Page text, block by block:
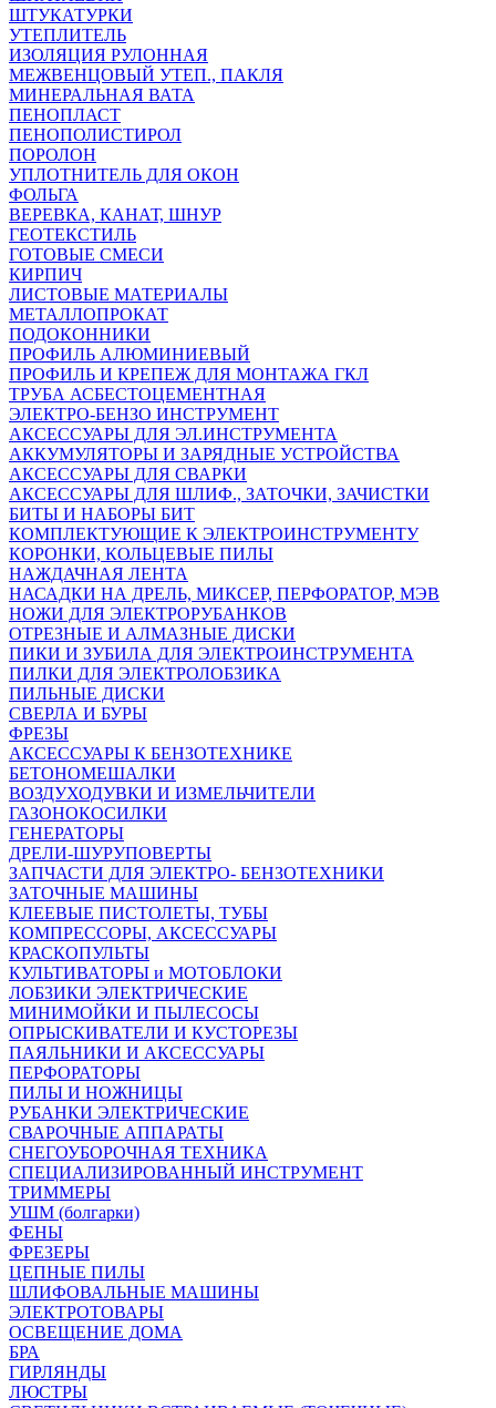
ШТУКАТУРКИ
УТЕПЛИТЕЛЬ
ИЗОЛЯЦИЯ РУЛОННАЯ
МЕЖВЕНЦОВЫЙ УТЕП., ПАКЛЯ
МИНЕРАЛЬНАЯ ВАТА
ПЕНОПЛАСТ
ПЕНОПОЛИСТИРОЛ
ПОРОЛОН
УПЛОТНИТЕЛЬ ДЛЯ ОКОН
ФОЛЬГА
ВЕРЕВКА, КАНАТ, ШНУР
ГЕОТЕКСТИЛЬ
ГОТОВЫЕ СМЕСИ
КИРПИЧ
ЛИСТОВЫЕ МАТЕРИАЛЫ
МЕТАЛЛОПРОКАТ
ПОДОКОННИКИ
ПРОФИЛЬ АЛЮМИНИЕВЫЙ
ПРОФИЛЬ И КРЕПЕЖ ДЛЯ МОНТАЖА ГКЛ
ТРУБА АСБЕСТОЦЕМЕНТНАЯ
ЭЛЕКТРО-БЕНЗО ИНСТРУМЕНТ
АКСЕССУАРЫ ДЛЯ ЭЛ.ИНСТРУМЕНТА
АККУМУЛЯТОРЫ И ЗАРЯДНЫЕ УСТРОЙСТВА
АКСЕССУАРЫ ДЛЯ СВАРКИ
АКСЕССУАРЫ ДЛЯ ШЛИФ., ЗАТОЧКИ, ЗАЧИСТКИ
БИТЫ И НАБОРЫ БИТ
КОМПЛЕКТУЮЩИЕ К ЭЛЕКТРОИНСТРУМЕНТУ
КОРОНКИ, КОЛЬЦЕВЫЕ ПИЛЫ
НАЖДАЧНАЯ ЛЕНТА
НАСАДКИ НА ДРЕЛЬ, МИКСЕР, ПЕРФОРАТОР, МЭВ
НОЖИ ДЛЯ ЭЛЕКТРОРУБАНКОВ
ОТРЕЗНЫЕ И АЛМАЗНЫЕ ДИСКИ
ПИКИ И ЗУБИЛА ДЛЯ ЭЛЕКТРОИНСТРУМЕНТА
ПИЛКИ ДЛЯ ЭЛЕКТРОЛОБЗИКА
ПИЛЬНЫЕ ДИСКИ
СВЕРЛА И БУРЫ
ФРЕЗЫ
АКСЕССУАРЫ К БЕНЗОТЕХНИКЕ
БЕТОНОМЕШАЛКИ
ВОЗДУХОДУВКИ И ИЗМЕЛЬЧИТЕЛИ
ГАЗОНОКОСИЛКИ
ГЕНЕРАТОРЫ
ДРЕЛИ-ШУРУПОВЕРТЫ
ЗАПЧАСТИ ДЛЯ ЭЛЕКТРО- БЕНЗОТЕХНИКИ
ЗАТОЧНЫЕ МАШИНЫ
КЛЕЕВЫЕ ПИСТОЛЕТЫ, ТУБЫ
КОМПРЕССОРЫ, АКСЕССУАРЫ
КРАСКОПУЛЬТЫ
КУЛЬТИВАТОРЫ и МОТОБЛОКИ
ЛОБЗИКИ ЭЛЕКТРИЧЕСКИЕ
МИНИМОЙКИ И ПЫЛЕСОСЫ
ОПРЫСКИВАТЕЛИ И КУСТОРЕЗЫ
ПАЯЛЬНИКИ И АКСЕССУАРЫ
ПЕРФОРАТОРЫ
ПИЛЫ И НОЖНИЦЫ
РУБАНКИ ЭЛЕКТРИЧЕСКИЕ
СВАРОЧНЫЕ АППАРАТЫ
СНЕГОУБОРОЧНАЯ ТЕХНИКА
СПЕЦИАЛИЗИРОВАННЫЙ ИНСТРУМЕНТ
ТРИММЕРЫ
УШМ (болгарки)
ФЕНЫ
ФРЕЗЕРЫ
ЦЕПНЫЕ ПИЛЫ
ШЛИФОВАЛЬНЫЕ МАШИНЫ
ЭЛЕКТРОТОВАРЫ
ОСВЕЩЕНИЕ ДОМА
БРА
ГИРЛЯНДЫ
ЛЮСТРЫ